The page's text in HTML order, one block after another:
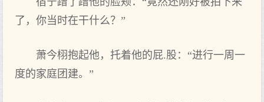
了，你当时‌在‌干什么？”
萧今栩抱起他，托着他的屁.股：“进行一周一
度的家庭团建。”